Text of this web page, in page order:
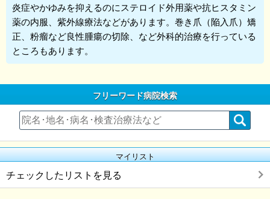
炎症やかゆみを抑えるのにステロイド外用薬や抗ヒスタミン
薬の内服、紫外線療法などがあります。巻き爪（陥入爪）矯
正、粉瘤など良性腫瘍の切除、など外科的治療を行っている
ところもあります。
フリーワード病院検索
マイリスト
チェックしたリストを見る